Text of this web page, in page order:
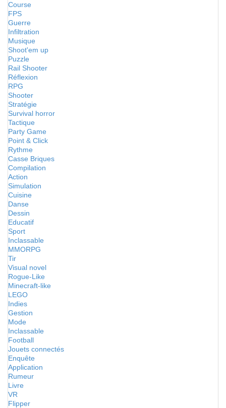
Course
FPS
Guerre
Infiltration
Musique
Shoot'em up
Puzzle
Rail Shooter
Réflexion
RPG
Shooter
Stratégie
Survival horror
Tactique
Party Game
Point & Click
Rythme
Casse Briques
Compilation
Action
Simulation
Cuisine
Danse
Dessin
Educatif
Sport
Inclassable
MMORPG
Tir
Visual novel
Rogue-Like
Minecraft-like
LEGO
Indies
Gestion
Mode
Inclassable
Football
Jouets connectés
Enquête
Application
Rumeur
Livre
VR
Flipper